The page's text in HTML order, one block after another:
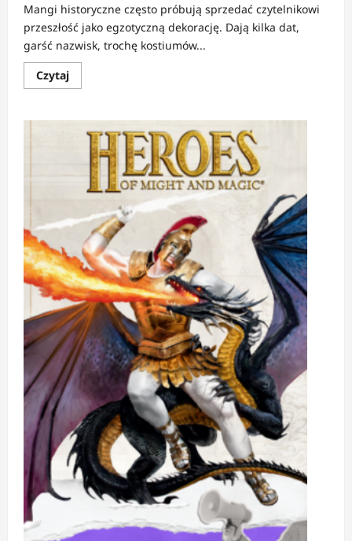
Mangi historyczne często próbują sprzedać czytelnikowi
przeszłość jako egzotyczną dekorację. Dają kilka dat,
garść nazwisk, trochę kostiumów...
CzytajDowiedz
się
RECENZJA:
Wiedźma
Jurty
Wiedza
ostrzejsza
od
szabli